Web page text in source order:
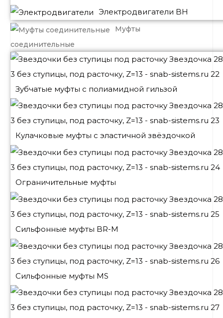
Электродвигатели BH
Муфты
соединительные
Зубчатые муфты с полиамидной гильзой
Кулачковые муфты с эластичной звёздочкой
Ограничительные муфты
Сильфонные муфты BR-M
Сильфонные муфты MS